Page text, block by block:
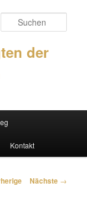
der
Kontakt
Nächste →